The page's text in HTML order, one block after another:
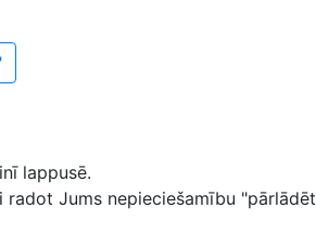
lappusē.
Jums nepieciešamību "pārlādēt